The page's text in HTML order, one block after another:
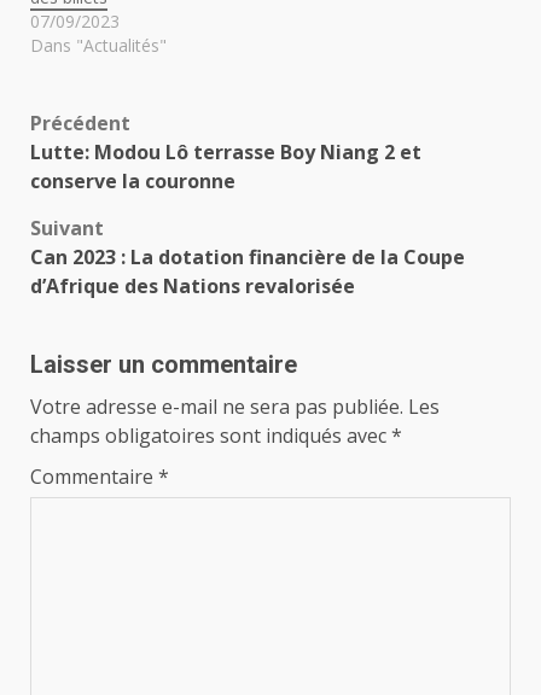
07/09/2023
Dans "Actualités"
Navigation
d’article
Précédent
Lutte: Modou Lô terrasse Boy Niang 2 et
conserve la couronne
Suivant
Can 2023 : La dotation financière de la Coupe
d’Afrique des Nations revalorisée
Laisser un commentaire
Votre adresse e-mail ne sera pas publiée. Les
champs obligatoires sont indiqués avec*
Commentaire *